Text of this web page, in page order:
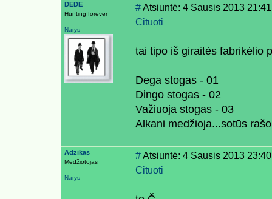
DEDE
Hunting forever
Narys
#Atsiuntė: 4 Sausis 2013 21:41
Cituoti
tai tipo iš giraitės fabrikėlio
Dega stogas - 01
Dingo stogas - 02
Važiuoja stogas - 03
Alkani medžioja...sotūs
Adzikas
Medžiotojas
Narys
#Atsiuntė: 4 Sausis 2013 23:40
Cituoti